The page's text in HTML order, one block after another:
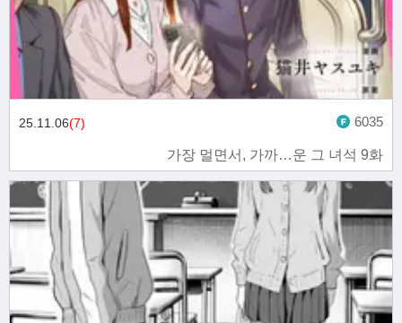
가장 멀면서, 가까…운 그 녀석 9화
25.11.06(7) 6035